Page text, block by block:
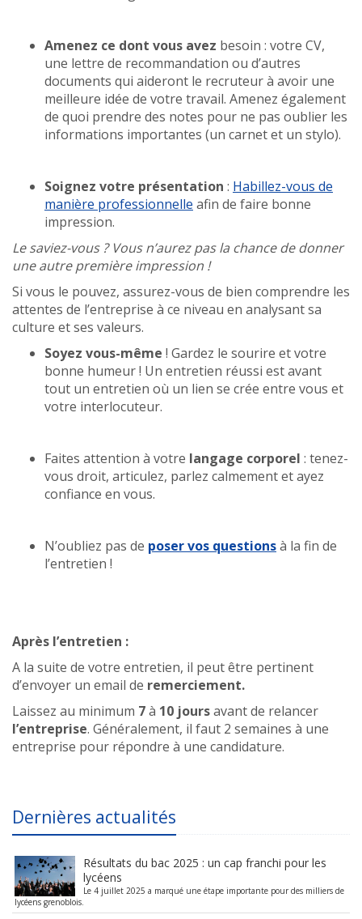
Amenez ce dont vous avez besoin : votre CV,
une lettre de recommandation ou d’autres
documents qui aideront le recruteur à avoir une
meilleure idée de votre travail. Amenez également
de quoi prendre des notes pour ne pas oublier les
informations importantes (un carnet et un stylo).
Soignez votre présentation : Habillez-vous de
manière professionnelle afin de faire bonne
impression.
Le saviez-vous ? Vous n’aurez pas la chance de donner
une autre première impression !
Si vous le pouvez, assurez-vous de bien comprendre les
attentes de l’entreprise à ce niveau en analysant sa
culture et ses valeurs.
Soyez vous-même ! Gardez le sourire et votre
bonne humeur ! Un entretien réussi est avant
tout un entretien où un lien se crée entre vous et
votre interlocuteur.
Faites attention à votre langage corporel : tenez-
vous droit, articulez, parlez calmement et ayez
confiance en vous.
N’oubliez pas de poser vos questionsà la fin de
l’entretien !
Après l’entretien :
A la suite de votre entretien, il peut être pertinent
d’envoyer un email de remerciement.
Laissez au minimum 7à 10 joursavant de relancer
l’entreprise. Généralement, il faut 2 semaines à une
entreprise pour répondre à une candidature.
Dernières actualités
Résultats du bac 2025 : un cap franchi pour les
lycéens
Le 4 juillet 2025 a marqué une étape importante pour des milliers de
lycéens grenoblois.